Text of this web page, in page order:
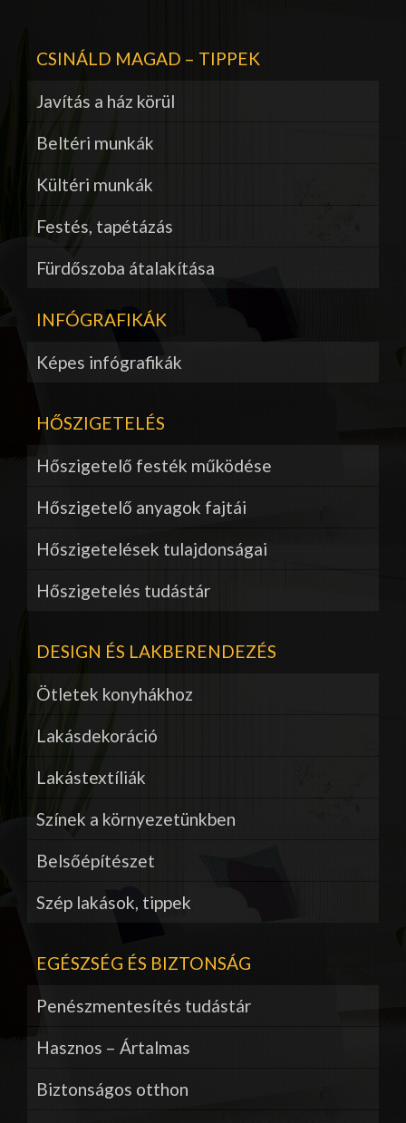
CSINÁLD MAGAD – TIPPEK
Javítás a ház körül
Beltéri munkák
Kültéri munkák
Festés, tapétázás
Fürdőszoba átalakítása
INFÓGRAFIKÁK
Képes infógrafikák
HŐSZIGETELÉS
Hőszigetelő festék működése
Hőszigetelő anyagok fajtái
Hőszigetelések tulajdonságai
Hőszigetelés tudástár
DESIGN ÉS LAKBERENDEZÉS
Ötletek konyhákhoz
Lakásdekoráció
Lakástextíliák
Színek a környezetünkben
Belsőépítészet
Szép lakások, tippek
EGÉSZSÉG ÉS BIZTONSÁG
Penészmentesítés tudástár
Hasznos – Ártalmas
Biztonságos otthon